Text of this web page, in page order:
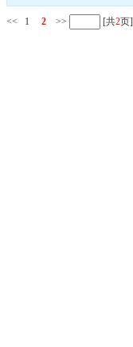
<< 1 2 >> [共2页]